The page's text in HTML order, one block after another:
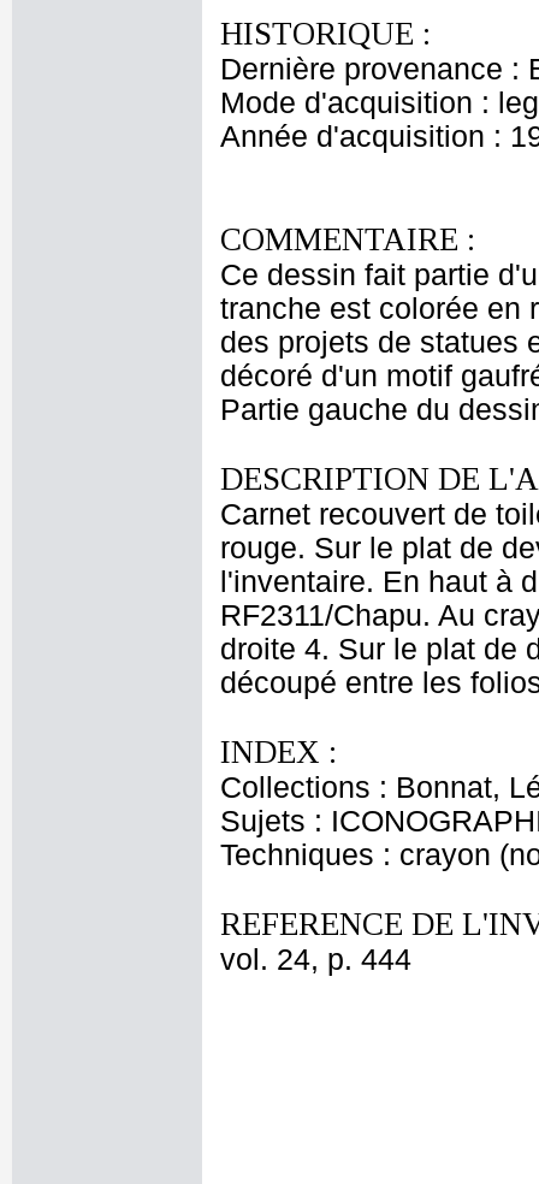
HISTORIQUE :
Dernière provenance :
Mode d'acquisition :
Année d'acquisition :
COMMENTAIRE :
Ce dessin fait partie
tranche est colorée en
des projets de statues
décoré d'un motif
Partie gauche du
DESCRIPTION DE
Carnet recouvert de
rouge. Sur le plat de
l'inventaire. En haut à
RF2311/Chapu. Au
droite 4. Sur le plat de
découpé entre les
INDEX :
Collections : Bonnat,
Sujets :
Techniques : crayon
REFERENCE DE
vol. 24, p. 444